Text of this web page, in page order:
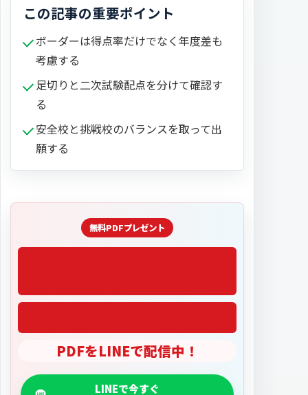
この記事の重要ポイント
ボーダーは得点率だけでなく年度差も
考慮する
足切りと二次試験配点を分けて確認す
る
安全校と挑戦校のバランスを取って出
願する
PDFをLINEで配信中！